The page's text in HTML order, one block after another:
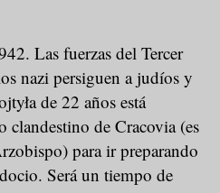
Las fuerzas del Tercer
nazi persiguen a judíos y
de 22 años ​está
clandestino de Cracovia (es
para ir preparando
Será un tiempo de